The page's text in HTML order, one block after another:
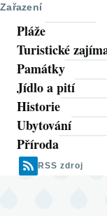
Zařazení
Pláže
Turistické
Památky
Jídlo a pití
Historie
Ubytování
Příroda
RSS zdroj